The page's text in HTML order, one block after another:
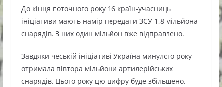
До кінця поточного року 16 країн-учасниць
ініціативи мають намір передати ЗСУ 1,8 мільйона
снарядів. З них один мільйон вже відправлено.
Завдяки чеській ініціативі Україна минулого року
отримала півтора мільйони артилерійських
снарядів. Цього року цю цифру буде збільшено.